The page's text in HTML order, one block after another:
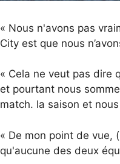
« Nous n'avons pas
City est que nous
« Cela ne veut pas dire
et pourtant nous
match. la saison et
« De mon point de vue,
qu'aucune des deux